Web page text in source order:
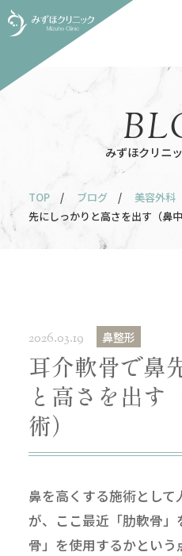
みずほクリニ
TOP / ブログ / 美容外科
先にしっかりと高さを出す（鼻中
2026.03.19 鼻整形
耳介軟骨で鼻
と高さを出す
術）
鼻を高くする施術とし
が、ここ最近「肋軟骨
骨」を使用するかとい